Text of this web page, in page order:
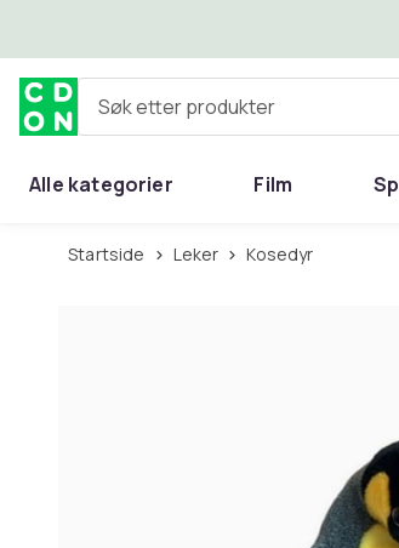
Søk etter produkter
Alle kategorier Film
Startside Leker Kosedyr